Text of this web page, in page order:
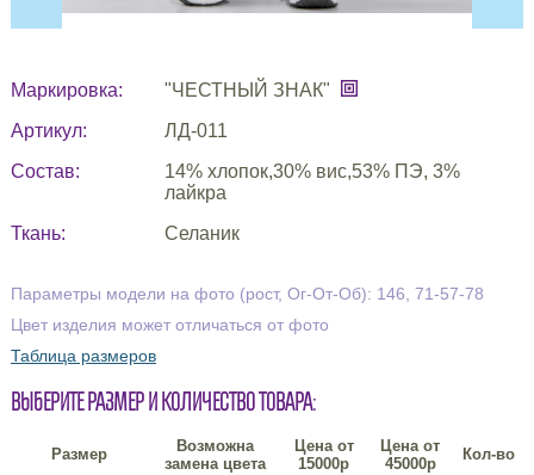
Маркировка:
"ЧЕСТНЫЙ ЗНАК"
Артикул:
ЛД-011
Состав:
14% хлопок,30% вис,53% ПЭ, 3%
лайкра
Ткань:
Селаник
Параметры модели на фото (рост, Ог-От-Об): 146, 71-57-78
Цвет изделия может отличаться от фото
Таблица размеров
Выберите размер и количество товара:
Размер
Возможна
замена цвета
Цена от
15000р
Цена от
45000р
Кол-во